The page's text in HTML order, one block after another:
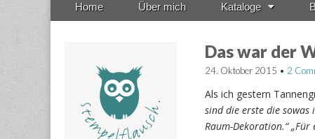
Home Über mich Kataloge
Das war der
24. Oktober 2015 • 2
Als ich gestern
sind die erste die sowas
Raum-Dekoration.“ „Für